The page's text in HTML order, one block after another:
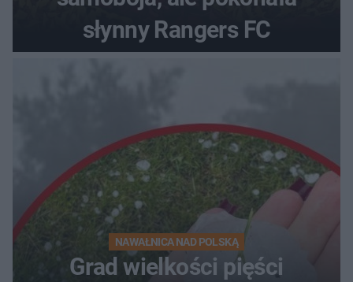
słynny Rangers FC
NAWAŁNICA NAD POLSKĄ
Grad wielkości pięści